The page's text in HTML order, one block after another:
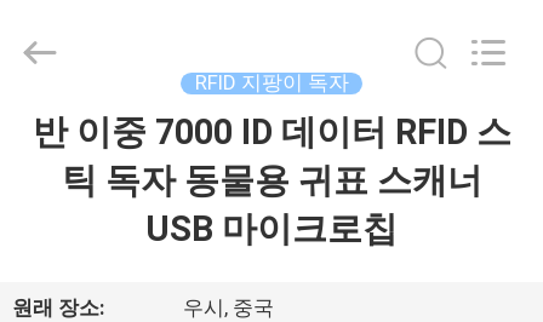
2017
Technology
RFID 지팡이 독자
반 이중 7000 ID 데이터 RFID 스
틱 독자 동물용 귀표 스캐너
USB 마이크로칩
원래 장소: 우시, 중국